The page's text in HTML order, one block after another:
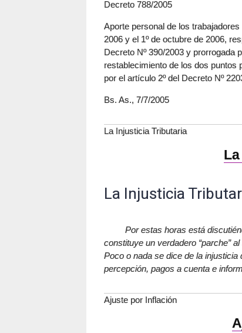
Decreto 788/2005
Aporte personal de los
2006 y el 1º de octubre de 2006,
Decreto Nº 390/2003 y prorrogada
restablecimiento de los dos puntos
por el artículo 2º del Decreto Nº
Bs. As., 7/7/2005
La Injusticia Tributaria
La Injusticia
Por estas horas está
constituye un verdadero “parche”
Poco o nada se dice de la
percepción, pagos a cuenta e
Ajuste por Inflación